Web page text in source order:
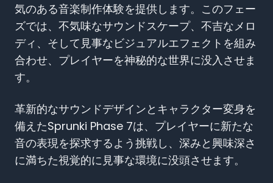
気のある音楽制作体験を提供します。このフェー
ズでは、不気味なサウンドスケープ、不吉なメロ
ディ、そして見事なビジュアルエフェクトを組み
合わせ、プレイヤーを神秘的な世界に没入させま
す。
革新的なサウンドデザインとキャラクター変身を
備えたSprunki Phase 7は、プレイヤーに新たな
音の表現を探求するよう挑戦し、深みと興味深さ
に満ちた視覚的に見事な環境に没頭させます。